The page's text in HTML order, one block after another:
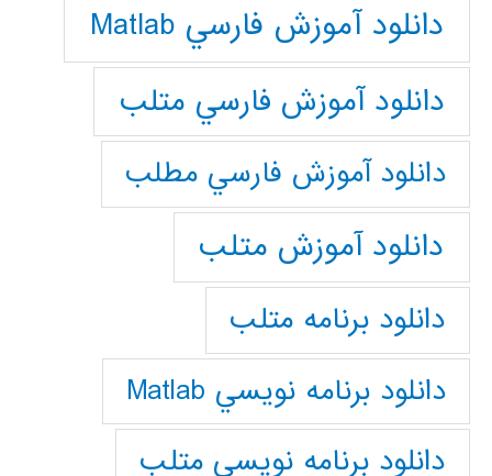
دانلود آموزش فارسي Matlab
دانلود آموزش فارسي متلب
دانلود آموزش فارسي مطلب
دانلود آموزش متلب
دانلود برنامه متلب
دانلود برنامه نويسي Matlab
دانلود برنامه نويسي متلب